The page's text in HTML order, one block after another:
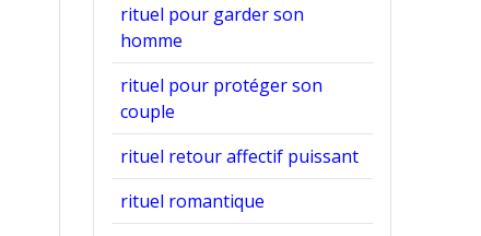
rituel pour garder son
homme
rituel pour protéger son
couple
rituel retour affectif puissant
rituel romantique